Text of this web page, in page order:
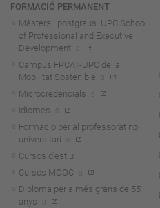
FORMACIÓ PERMANENT
Màsters i postgraus. UPC School
of Professional and Executive
Development
Campus FPCAT-UPC de la
Mobilitat Sostenible
Microcredencials
Idiomes
Formació per al professorat no
universitari
Cursos d'estiu
Cursos MOOC
Diploma per a més grans de 55
anys